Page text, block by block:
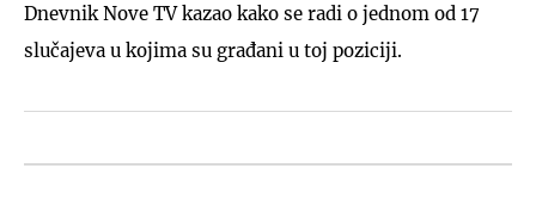
Dnevnik Nove TV kazao kako se radi o jednom od 17
slučajeva u kojima su građani u toj poziciji.